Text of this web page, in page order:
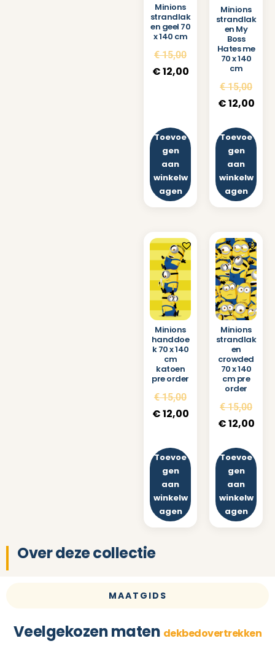
Minions
strandlak
en geel 70
x 140 cm
€15,00
€12,00
Toevoe
gen
aan
winkelw
agen
Minions
strandlak
en My
Boss
Hates me
70 x 140
cm
€15,00
€12,00
Toevoe
gen
aan
winkelw
agen
Minions
handdoe
k 70 x 140
cm
katoen
pre order
€15,00
€12,00
Toevoe
gen
aan
winkelw
agen
Minions
strandlak
en
crowded
70 x 140
cm pre
order
€15,00
€12,00
Toevoe
gen
aan
winkelw
agen
Over deze collectie
MAATGIDS
Veelgekozen maten dekbedovertrekken